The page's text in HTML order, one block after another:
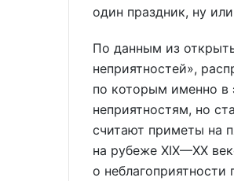
один праздник, ну
По данным из
неприятностей»,
по которым именно в
неприятностям, но
считают приметы на
на рубеже XIX—XX
о неблагоприятности